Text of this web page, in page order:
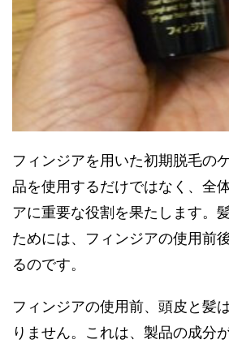
フィンジアを用いた初期脱毛の
品を使用するだけではなく、全
アに重要な役割を果たします。
ためには、フィンジアの使用前
るのです。
フィンジアの使用前、頭皮と髪
りません。これは、製品の成分